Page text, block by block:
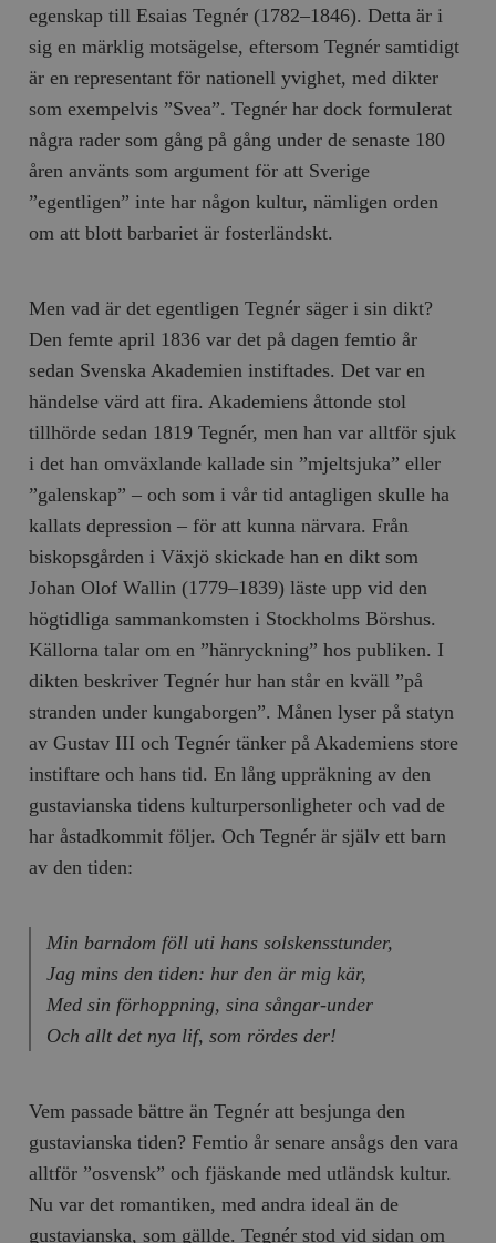
egenskap till Esaias Tegnér (1782–1846). Detta är i
sig en märklig motsägelse, eftersom Tegnér samtidigt
är en representant för nationell yvighet, med dikter
som exempelvis ”Svea”. Tegnér har dock formulerat
några rader som gång på gång under de senaste 180
åren använts som argument för att Sverige
”egentligen” inte har någon kultur, nämligen orden
om att blott barbariet är fosterländskt.
Men vad är det egentligen Tegnér säger i sin dikt?
Den femte april 1836 var det på dagen femtio år
sedan Svenska Akademien instiftades. Det var en
händelse värd att fira. Akademiens åttonde stol
tillhörde sedan 1819 Tegnér, men han var alltför sjuk
i det han omväxlande kal­lade sin ”mjeltsjuka” eller
”galenskap” – och som i vår tid antagligen skulle ha
kallats depression – för att kunna närvara. Från
biskopsgården i Växjö skickade han en dikt som
Johan Olof Wallin (1779–1839) läste upp vid den
högtidliga sammankomsten i Stockholms Börshus.
Källorna talar om en ”hänryckning” hos publiken. I
dikten beskriver Tegnér hur han står en kväll ”på
stranden under kungaborgen”. Månen lyser på statyn
av Gustav III och Tegnér tänker på Akademiens store
instiftare och hans tid. En lång uppräkning av den
gustavianska tidens kulturpersonligheter och vad de
har åstadkommit följer. Och Tegnér är själv ett barn
av den tiden:
Min barndom föll uti hans solskensstunder,
Jag mins den tiden: hur den är mig kär,
Med sin förhoppning, sina sångar-under
Och allt det nya lif, som rördes der!
Vem passade bättre än Tegnér att besjunga den
gustavianska tiden? Femtio år senare ansågs den vara
alltför ”osvensk” och fjäskande med utländsk kultur.
Nu var det romantiken, med andra ideal än de
gustavianska, som gällde. Tegnér stod vid sidan om